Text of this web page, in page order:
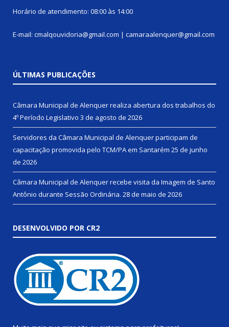
Horário de atendimento: 08:00 às 14:00
E-mail: cmalqouvidoria@gmail.com | camaraalenquer@gmail.com
ÚLTIMAS PUBLICAÇÕES
Câmara Municipal de Alenquer realiza abertura dos trabalhos do
4º Período Legislativo 3 de agosto de 2026
Servidores da Câmara Municipal de Alenquer participam de
capacitação promovida pelo TCM/PA em Santarém 25 de junho
de 2026
Câmara Municipal de Alenquer recebe visita da Imagem de Santo
Antônio durante Sessão Ordinária. 28 de maio de 2026
DESENVOLVIDO POR CR2